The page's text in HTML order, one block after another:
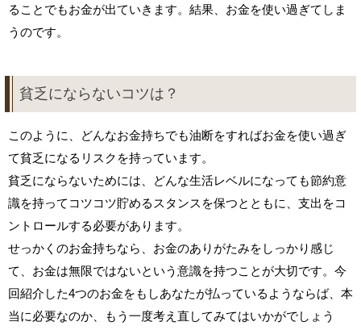
ることでもお金が出ていきます。結果、お金を使い過ぎてしま
うのです。
貧乏にならないコツは？
このように、どんなお金持ちでも油断をすればお金を使い過ぎ
て貧乏になるリスクを持っています。
貧乏にならないためには、どんな生活レベルになっても節約意
識を持ってコツコツ貯めるスタンスを保つとともに、支出をコ
ントロールする必要があります。
せっかくのお金持ちなら、お金のありがたみをしっかり感じ
て、お金は無限ではないという意識を持つことが大切です。今
回紹介した4つのお金をもしあなたが払っているようならば、本
当に必要なのか、もう一度考え直してみてはいかがでしょう